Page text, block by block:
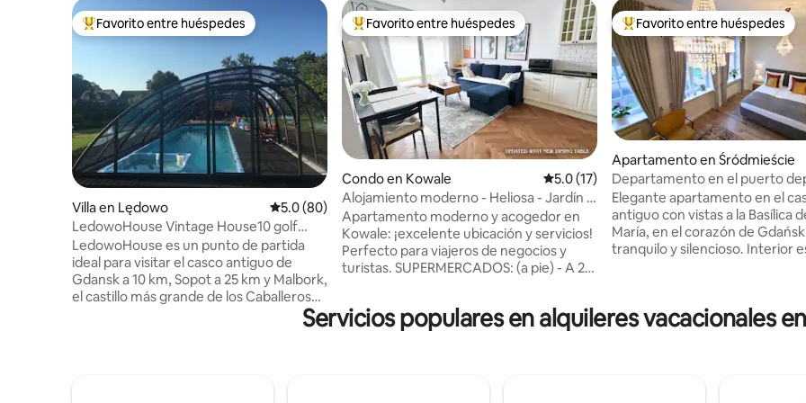
Favorito entre huéspedes preferido
Favorito entre huéspedes
Villa en Lędowo Calificación promedio: 5.0 de 5, 80 reseñas
5.0 (80)
LedowoHouse Vintage House10 golf
propio apto para niños
LedowoHouse es un punto de partida
ideal para visitar el casco antiguo de
Gdansk a 10 km, Sopot a 25 km y Malbork,
el castillo más grande de los Caballeros
de las Cruzadas, a 45 km. La casa está
rodeada de árboles viejos, sauna, jardín
Favorito entre huéspedes preferido
Favorito entre huéspedes
Condo en Kowale Calificación promedio: 5.0 de 5, 17 reseñas
5.0 (17)
Alojamiento moderno - Heliosa - Jardín y
estacionamiento gratuito
Apartamento moderno y acogedor en
Kowale: ¡excelente ubicación y servicios!
Perfecto para viajeros de negocios y
turistas. SUPERMERCADOS: (a pie) - A 2
centro comercial Kowale y NETTO. - A 10
minutos de LIDL. TRANSPORTE Y
Favorito entre huéspedes
Favorito entre huéspedes
Apartamento en Śródmieście
Departamento en el puerto
del casco antiguo de Gdansk, a
río Motlawa
Elegante apartamento en el
antiguo con vistas a la Basílica
María, en el corazón de
tranquilo y silencioso. Interior espacioso
limpieza impecable y
Servicios populares en alquileres vacacionales